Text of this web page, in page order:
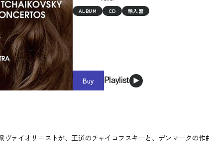
ALBUM CD 輸入盤
Buy Playlist
ァイオリニストが、王道のチャイコフスキーと、デンマークの作